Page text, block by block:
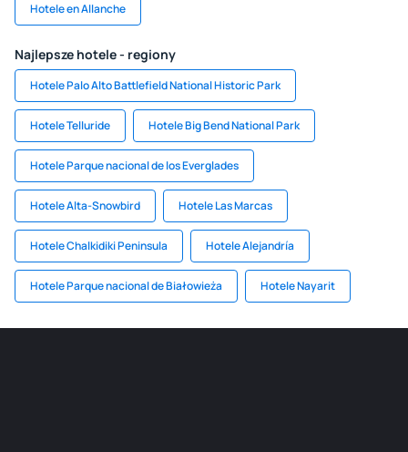
Hotele en Allanche
Najlepsze hotele - regiony
Hotele Palo Alto Battlefield National Historic Park
Hotele Telluride Hotele Big Bend National Park
Hotele Parque nacional de los Everglades
Hotele Alta-Snowbird Hotele Las Marcas
Hotele Chalkidiki Peninsula Hotele Alejandría
Hotele Parque nacional de Białowieża Hotele Nayarit